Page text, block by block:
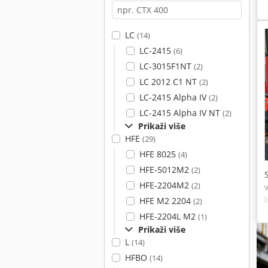
LC (14)
LC-2415 (6)
LC-3015F1NT (2)
LC 2012 C1 NT (2)
LC-2415 Alpha IV(2)
LC-2415 Alpha IV NT (2)
Prikaži više
HFE (29)
HFE 8025 (4)
HFE-5012M2 (2)
HFE-2204M2 (2)
HFE M2 2204 (2)
HFE-2204L M2 (1)
Prikaži više
L (14)
HFBO (14)